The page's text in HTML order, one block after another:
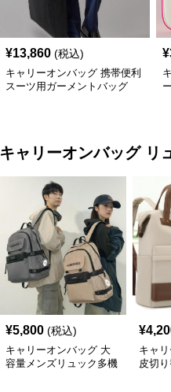
¥13,860 (税込)
キャリーオンバッグ 携帯便利
スーツ用ガーメントバッグ
¥
キャリーオンバッグ リ
¥5,800 (税込)
キャリーオンバッグ 大
容量メンズリュック多機
¥
キャ
皮切